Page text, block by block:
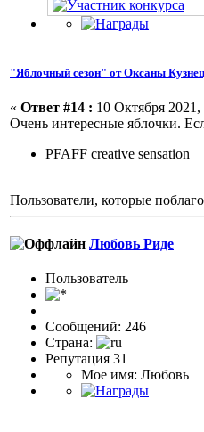
"Яблочный сезон" от Оксаны
« Ответ #14 : 10 Октября 2021,
Очень интересные яблочки.
PFAFF creative sensation
Пользователи, которые
Любовь Риде
Пользовaтeль
Сообщений: 246
Страна:
Репутация 31
Мое имя: Любовь